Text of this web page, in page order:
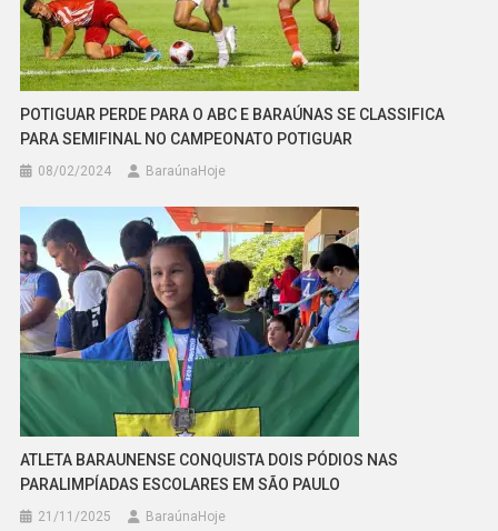
POTIGUAR PERDE PARA O ABC E BARAÚNAS SE CLASSIFICA
PARA SEMIFINAL NO CAMPEONATO POTIGUAR
08/02/2024 BaraúnaHoje
ATLETA BARAUNENSE CONQUISTA DOIS PÓDIOS NAS
PARALIMPÍADAS ESCOLARES EM SÃO PAULO
21/11/2025 BaraúnaHoje